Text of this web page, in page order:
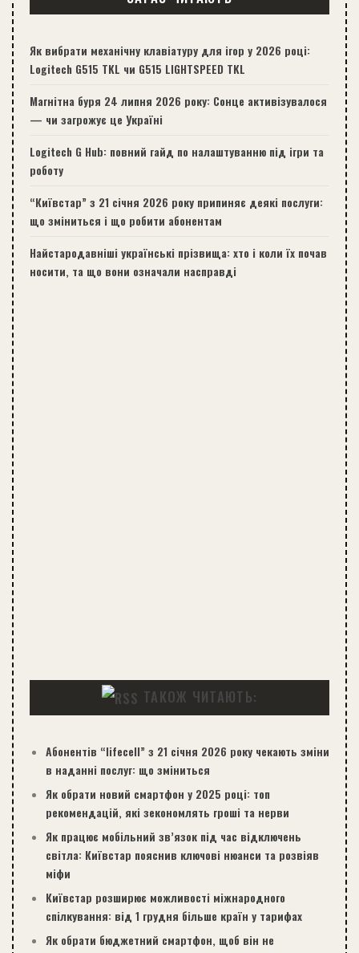
Як вибрати механічну клавіатуру для ігор у 2026 році:
Logitech G515 TKL чи G515 LIGHTSPEED TKL
Магнітна буря 24 липня 2026 року: Сонце активізувалося
— чи загрожує це Україні
Logitech G Hub: повний гайд по налаштуванню під ігри та
роботу
“Київстар” з 21 січня 2026 року припиняє деякі послуги:
що зміниться і що робити абонентам
Найстародавніші українські прізвища: хто і коли їх почав
носити, та що вони означали насправді
ТАКОЖ ЧИТАЮТЬ:
Абонентів “lifecell” з 21 січня 2026 року чекають зміни
в наданні послуг: що зміниться
Як обрати новий смартфон у 2025 році: топ
рекомендацій, які зекономлять гроші та нерви
Як працює мобільний зв’язок під час відключень
світла: Київстар пояснив ключові нюанси та розвіяв
міфи
Київстар розширює можливості міжнародного
спілкування: від 1 грудня більше країн у тарифах
Як обрати бюджетний смартфон, щоб він не